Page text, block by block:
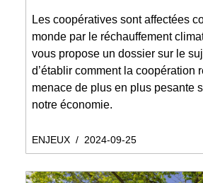
Les coopératives sont affectées
monde par le réchauffement
vous propose un dossier sur le
d’établir comment la coopération
menace de plus en plus pesante
notre économie.
ENJEUX / 2024-09-25